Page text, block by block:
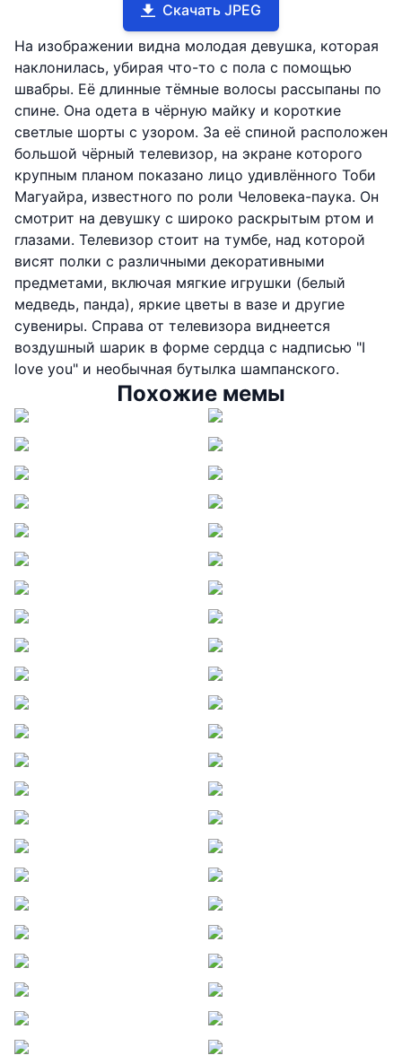
Скачать JPEG
На изображении видна молодая девушка, которая
наклонилась, убирая что-то с пола с помощью
швабры. Её длинные тёмные волосы рассыпаны по
спине. Она одета в чёрную майку и короткие
светлые шорты с узором. За её спиной расположен
большой чёрный телевизор, на экране которого
крупным планом показано лицо удивлённого Тоби
Магуайра, известного по роли Человека-паука. Он
смотрит на девушку с широко раскрытым ртом и
глазами. Телевизор стоит на тумбе, над которой
висят полки с различными декоративными
предметами, включая мягкие игрушки (белый
медведь, панда), яркие цветы в вазе и другие
сувениры. Справа от телевизора виднеется
воздушный шарик в форме сердца с надписью "I
love you" и необычная бутылка шампанского.
Похожие мемы